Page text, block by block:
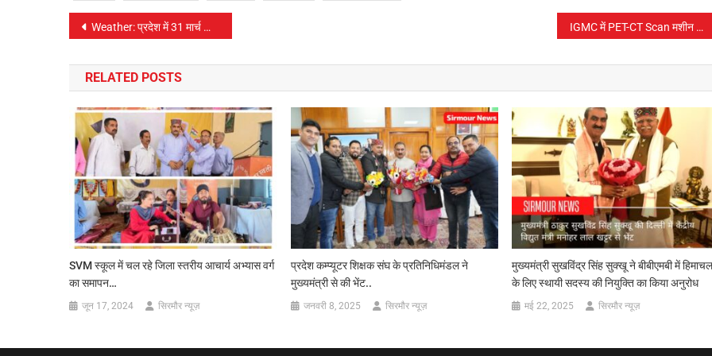
पोस्ट
नेविगेशन
Weather: प्रदेश में 31 मार्च को ऑरेंज अलर्ट IGMC में PET-CT Scan मशीन का शिलान्यास किया गया
RELATED POSTS
SVM स्कूल में चल रहे जिला स्तरीय आचार्य अभ्यास वर्ग
का समापन…
जून 17, 2024 सिरमौर न्यूज़
प्रदेश कम्प्यूटर शिक्षक संघ के प्रतिनिधिमंडल ने
मुख्यमंत्री से की भेंट..
जनवरी 8, 2025 सिरमौर न्यूज़
मुख्यमंत्री सुखविंद्र सिंह सुक्खू ने बीबीएमबी में
के लिए स्थायी सदस्य की नियुक्ति का किया अनुरोध
मई 22, 2025 सिरमौर न्यूज़